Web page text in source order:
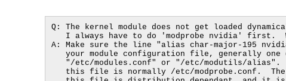
Q: The kernel module does not get loaded
A: Make sure the line "alias char-major-195